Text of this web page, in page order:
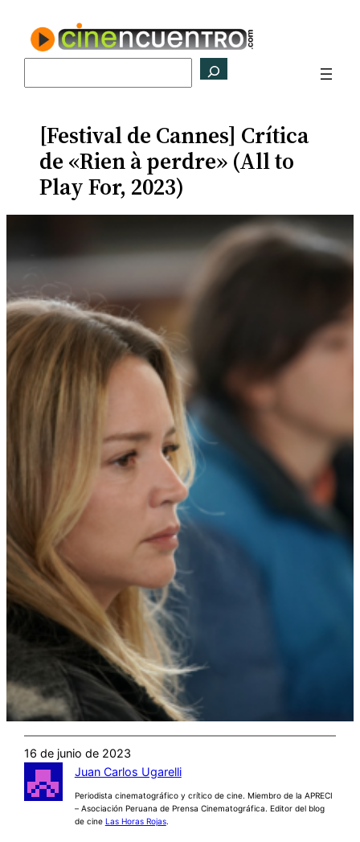
contenido
[Festival de Cannes] Crítica
de «Rien à perdre» (All to
Play For, 2023)
16 de junio de 2023
Juan Carlos Ugarelli
Periodista cinematográfico y crítico de cine. Miembro de la APRECI
– Asociación Peruana de Prensa Cinematográfica. Editor del blog
de cine Las Horas Rojas.